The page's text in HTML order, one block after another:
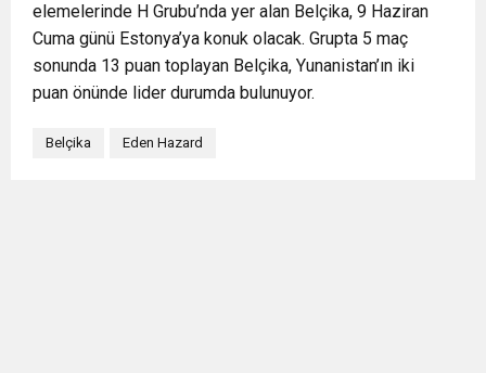
elemelerinde H Grubu’nda yer alan Belçika, 9 Haziran
Cuma günü Estonya’ya konuk olacak. Grupta 5 maç
sonunda 13 puan toplayan Belçika, Yunanistan’ın iki
puan önünde lider durumda bulunuyor.
Belçika Eden Hazard